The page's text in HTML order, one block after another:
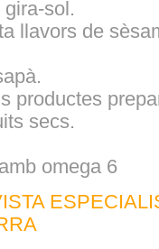
sol.
llavors de
productes
secs.
omega 6